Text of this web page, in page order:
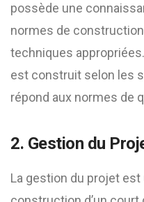
possède une
normes de
techniques
est construit selon les
répond aux normes de
2. Gestion du
La gestion du projet